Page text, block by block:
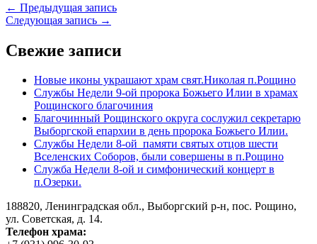
← Предыдущая запись
Следующая запись →
Свежие записи
Новые иконы украшают храм свят.Николая п.Рощино
Службы Недели 9-ой пророка Божьего Илии в храмах
Рощинского благочиния
Благочинный Рощинского округа сослужил секретарю
Выборгской епархии в день пророка Божьего Илии.
Службы Недели 8-ой памяти святых отцов шести
Вселенских Соборов, были совершены в п.Рощино
Служба Недели 8-ой и симфонический концерт в
п.Озерки.
188820, Ленинградская обл., Выборгский р-н, пос. Рощино,
ул. Советская, д. 14.
Телефон храма: